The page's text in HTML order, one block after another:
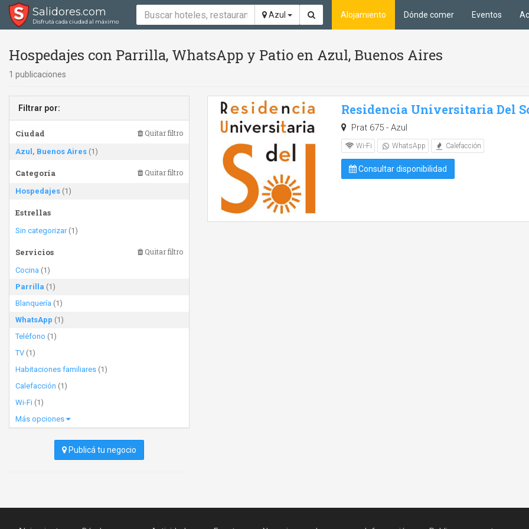
Salidores.com
Disfrutá cada ciudad al máximo
Azul Alojamiento Dónde comer Eventos
Hospedajes con Parrilla, WhatsApp y Patio en Azul, Buenos Aires
1 publicaciones
Filtrar por:
Ciudad Quitar filtro
Azul, Buenos Aires (1)
Categoría Quitar filtro
Hospedajes (1)
Estrellas
Sin categorizar(1)
Servicios Quitar filtro
Cocina (1)
Parrilla (1)
Blanquería (1)
WhatsApp (1)
Teléfono (1)
TV (1)
Habitaciones familiares (1)
Calefacción (1)
Wi-Fi (1)
Más opciones
Publicá tu negocio
Residencia Universitaria Del
Prat 675 - Azul
Wi-Fi WhatsApp Calefacción
Consultar disponibilidad